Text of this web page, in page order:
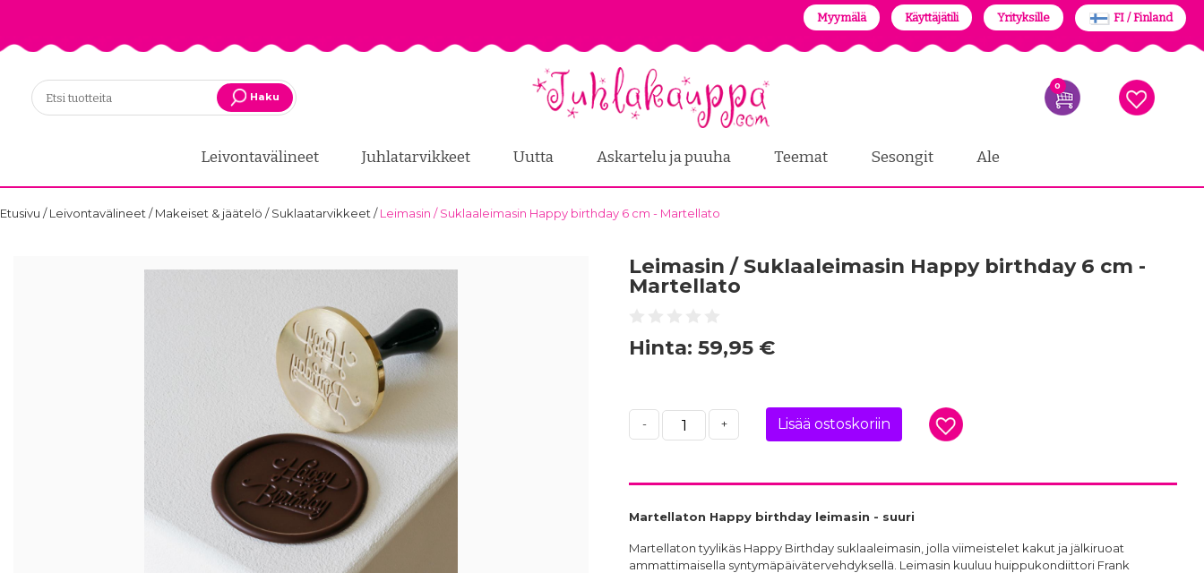
Myymälä Käyttäjätili Yrityksille FI / Finland
Haku
0
Leivontavälineet Juhlatarvikkeet Uutta Askartelu ja puuha Teemat Sesongit Ale
Etusivu /Leivontavälineet /Makeiset & jäätelö /Suklaatarvikkeet /Leimasin / Suklaaleimasin Happy birthday 6 cm - Martellato
Leimasin / Suklaaleimasin Happy birthday 6 cm -
Martellato
Hinta: 59,95 €
- + Lisää ostoskoriin
Martellaton Happy birthday leimasin - suuri
Martellaton tyylikäs Happy Birthday suklaaleimasin, jolla viimeistelet kakut ja jälkiruoat
ammattimaisella syntymäpäivätervehdyksellä. Leimasin kuuluu huippukondiittori Frank